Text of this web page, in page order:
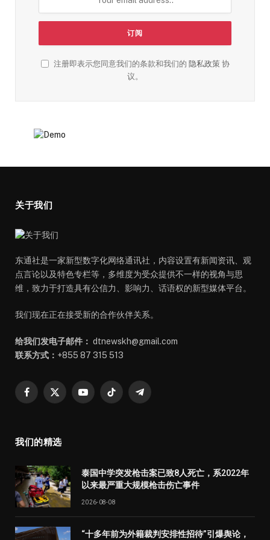
注册即表示您同意我们的条款和我们的 隐私政策协
议。
关于我们
东通社是一家新型数字化网络通讯社，内容设置有新闻资讯、观
点言论以及特色专栏等，多维度为受众提供不一样的视角与思
维，致力于打造具有公信力、影响力、话语权的新型媒体平台。
我们现在正在接受新的合作伙伴关系。
给我们发电子邮件： dtnewskh@gmail.com
联系方式： +855 87 315 513
Facebook
X
YouTubeTikTok Telegram
我们的精选
泰国中学突发枪击案已致8人死亡，系2022年
以来最严重大规模枪击伤亡事件
2026-08-08
“十多年前为外籍裁判安排性招待”引爆舆论，